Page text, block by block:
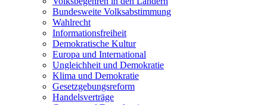
Bundesweite Volksabstimmung
Wahlrecht
Informationsfreiheit
Demokratische Kultur
Europa und International
Ungleichheit und Demokratie
Klima und Demokratie
Gesetzgebungsreform
Handelsverträge